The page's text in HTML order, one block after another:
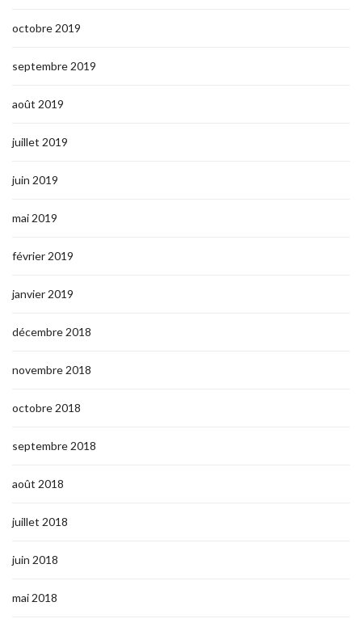
octobre 2019
septembre 2019
août 2019
juillet 2019
juin 2019
mai 2019
février 2019
janvier 2019
décembre 2018
novembre 2018
octobre 2018
septembre 2018
août 2018
juillet 2018
juin 2018
mai 2018